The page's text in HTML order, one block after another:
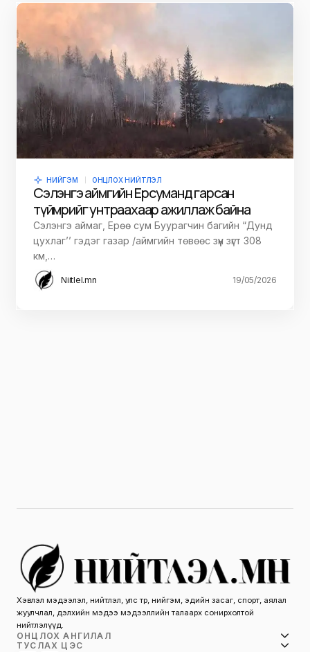
НИЙГЭМ ОНЦЛОХ НИЙТЛЭЛ
Сэлэнгэ аймгийн Ерөө суманд гарсан
түймрийг унтраахаар ажиллаж байна
Сэлэнгэ аймаг, Ерөө сум Буурагчин багийн “Дунд
цухлаг’’ гэдэг газар /аймгийн төвөөс зүүн зүгт 308
км,…
Niitlel.mn 19/05/2026
Хэвлэл мэдээлэл, нийтлэл, улс төр, нийгэм, эдийн засаг, спорт, аялал
жуулчлал, дэлхийн мэдээ мэдээллийн талаарх сонирхолтой
нийтлэлүүд.
ОНЦЛОХ АНГИЛАЛ
ТУСЛАХ ЦЭС